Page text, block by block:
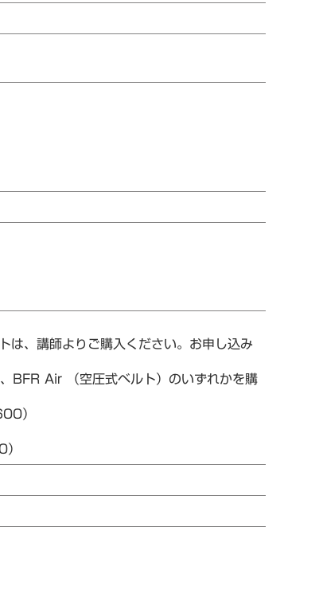
、講師よりご購入ください。お申し込み
BFR Air （空圧式ベルト）のいずれかを購
）